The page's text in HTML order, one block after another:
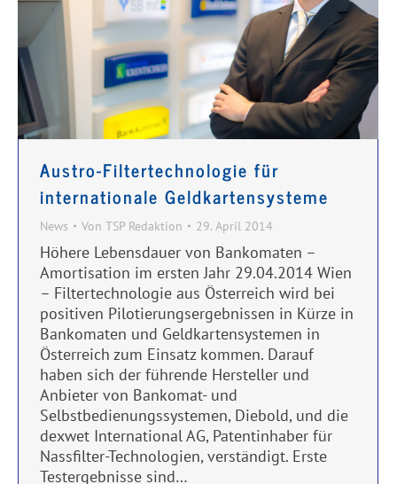
Austro-Filtertechnologie für
internationale Geldkartensysteme
News Von TSP Redaktion 29. April 2014
Höhere Lebensdauer von Bankomaten –
Amortisation im ersten Jahr 29.04.2014 Wien
– Filtertechnologie aus Österreich wird bei
positiven Pilotierungsergebnissen in Kürze in
Bankomaten und Geldkartensystemen in
Österreich zum Einsatz kommen. Darauf
haben sich der führende Hersteller und
Anbieter von Bankomat- und
Selbstbedienungssystemen, Diebold, und die
dexwet International AG, Patentinhaber für
Nassfilter-Technologien, verständigt. Erste
Testergebnisse sind…